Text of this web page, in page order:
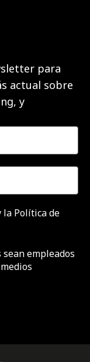
para
actual sobre
y
la Política de
empleados